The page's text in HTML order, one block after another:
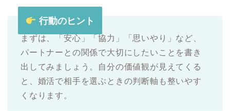
行動のヒント
まずは、「安心」「協力」「思いやり」など、
パートナーとの関係で大切にしたいことを書き
出してみましょう。自分の価値観が見えてくる
と、婚活で相手を選ぶときの判断軸も整いやす
くなります。